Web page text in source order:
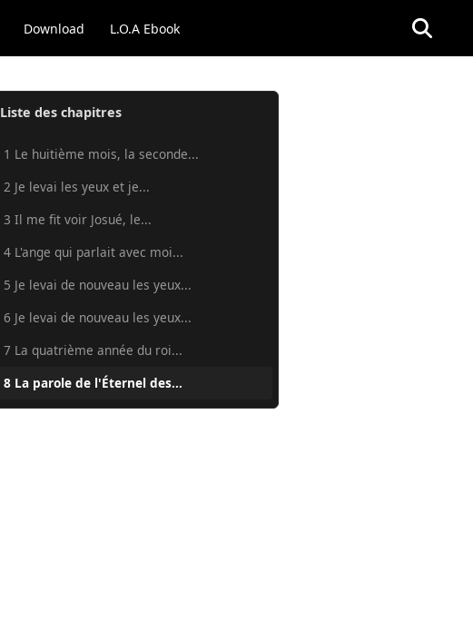
Download L.O.A Ebook
Liste des chapitres
1 Le huitième mois, la seconde...
2 Je levai les yeux et je...
3 Il me fit voir Josué, le...
4 L'ange qui parlait avec moi...
5 Je levai de nouveau les yeux...
6 Je levai de nouveau les yeux...
7 La quatrième année du roi...
8 La parole de l'Éternel des...